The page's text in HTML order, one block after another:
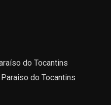
do Tocantins
do Tocantins